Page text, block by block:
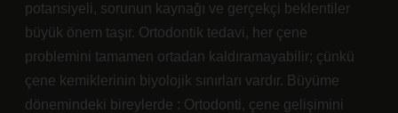
potansiyeli, sorunun kaynağı ve gerçekçi beklentiler
büyük önem taşır. Ortodontik tedavi, her çene
problemini tamamen ortadan kaldıramayabilir; çünkü
çene kemiklerinin biyolojik sınırları vardır. Büyüme
dönemindeki bireylerde : Ortodonti, çene gelişimini